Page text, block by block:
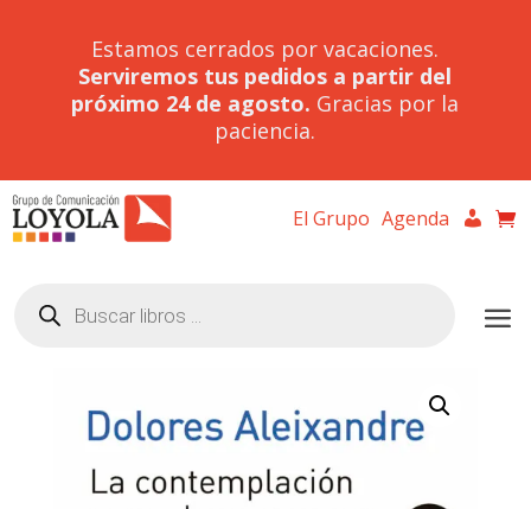
Estamos cerrados por vacaciones.
Serviremos tus pedidos a partir del
próximo 24 de agosto. Gracias por la
paciencia.
El Grupo Agenda
productos